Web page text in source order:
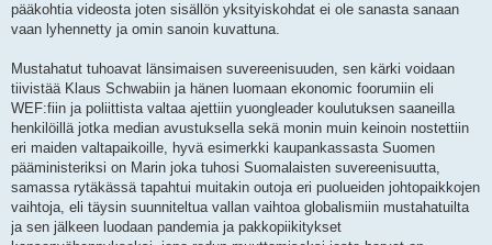
pääkohtia videosta joten sisällön yksityiskohdat ei ole sanasta sanaan
vaan lyhennetty ja omin sanoin kuvattuna.
Mustahatut tuhoavat länsimaisen suvereenisuuden, sen kärki voidaan
tiivistää Klaus Schwabiin ja hänen luomaan ekonomic foorumiin eli
WEF:fiin ja poliittista valtaa ajettiin yuongleader koulutuksen saaneilla
henkilöillä jotka median avustuksella sekä monin muin keinoin nostettiin
eri maiden valtapaikoille, hyvä esimerkki kaupankassasta Suomen
pääministeriksi on Marin joka tuhosi Suomalaisten suvereenisuutta,
samassa rytäkässä tapahtui muitakin outoja eri puolueiden johtopaikkojen
vaihtoja, eli täysin suunniteltua vallan vaihtoa globalismiin mustahatuilta
ja sen jälkeen luodaan pandemia ja pakkopiikitykset